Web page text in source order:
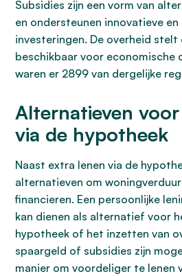
Subsidies zijn een vorm van
en ondersteunen innovatieve en
investeringen. De overheid stelt
beschikbaar voor economische
waren er 2899 van dergelijke
Alternatieven
via de hypotheek
Naast extra lenen via de
alternatieven om
financieren. Een persoonlijke
kan dienen als alternatief voor
hypotheek of het inzetten van
spaargeld of subsidies zijn
manier om voordeliger te lenen